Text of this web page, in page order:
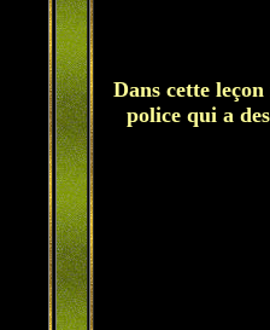
Dans cette
police qui a